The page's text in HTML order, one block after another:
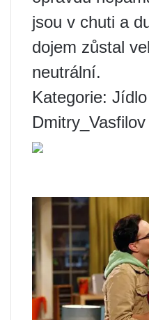
jsou v chuti a
dojem zůstal
neutrální.
Kategorie:
Dmitry_Vasfilov